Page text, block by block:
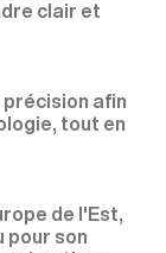
clair et
précision afin
tout en
de l'Est,
pour son